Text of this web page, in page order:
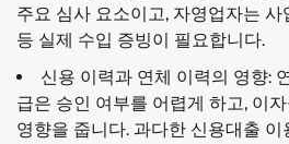
주요 심사 요소이고, 자영업자는 사
등 실제 수입 증빙이 필요합니다.
신용 이력과 연체 이력의 영향:
급은 승인 여부를 어렵게 하고, 이
영향을 줍니다. 과다한 신용대출